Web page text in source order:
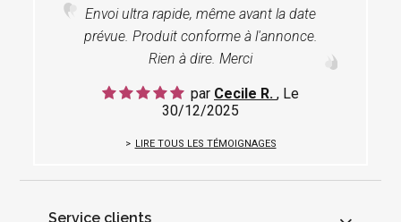
Envoi ultra rapide, même avant la date
prévue. Produit conforme à l'annonce.
Rien à dire. Merci
par Cecile R. , Le
30/12/2025
LIRE TOUS LES TÉMOIGNAGES
Service clients